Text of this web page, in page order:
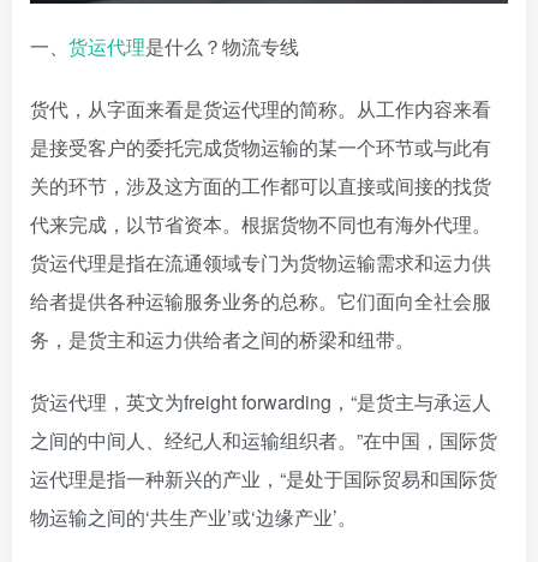
一、 货运代理是什么？物流专线
货代，从字面来看是货运代理的简称。从工作内容来看
是接受客户的委托完成货物运输的某一个环节或与此有
关的环节，涉及这方面的工作都可以直接或间接的找货
代来完成，以节省资本。根据货物不同也有海外代理。
货运代理是指在流通领域专门为货物运输需求和运力供
给者提供各种运输服务业务的总称。它们面向全社会服
务，是货主和运力供给者之间的桥梁和纽带。
货运代理，英文为freight forwarding，“是货主与承运人
之间的中间人、经纪人和运输组织者。”在中国，国际货
运代理是指一种新兴的产业，“是处于国际贸易和国际货
物运输之间的‘共生产业’或‘边缘产业’。